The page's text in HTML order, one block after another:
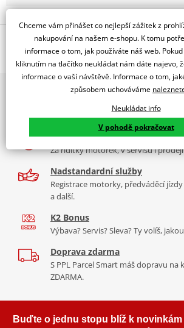
Popis a parametry
Jsme autorizovaný
dealer značky EK + SUPERSPROX
Řetězová sada - Řetěz EK, řada SRX2,
Ocelové kolečko a rozeta SUPERSPROX.
Řetěz 520 SRX2
tím, že má jako jediný na trhu ZST
Typické motorky: Honda NC 750S, Kawasaki
Enduro/Duke, zároveň se šikne pro sportovní
Řada SRX
střední třída, ze které si vybere prakticky
každou motorku, včetně závodních mašin,
2x multibrand showroom
9 značek motocyklů, servis,
díly, to vše v Praze a Liberci
Více než 30 let zkušeností
Za řídítky motorek, v servisu i
Nadstandardní služby
Registrace motorky, předváděcí
a další.
K2 Bonus
Výbava? Servis? Sleva? Ty volíš,
Doprava zdarma
S PPL Parcel Smart máš dopravu na
ZDARMA.
Buďte o jednu stopu blíž k novinkám
Chceme vám přinášet co nejlepší zážitek z
nakupování na našem e-shopu. K tomu
informace o tom, jak používáte náš web.
kliknutím na tlačítko neukládat nám dáte najevo,
informace o vaší návštěvě. Informace o tom,
způsobem uchováváme
Neukládat info
V pohodě pokračovat